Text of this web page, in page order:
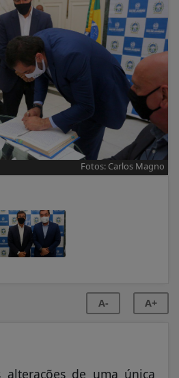
Fotos: Carlos Magno
A- A+
alterações de uma única